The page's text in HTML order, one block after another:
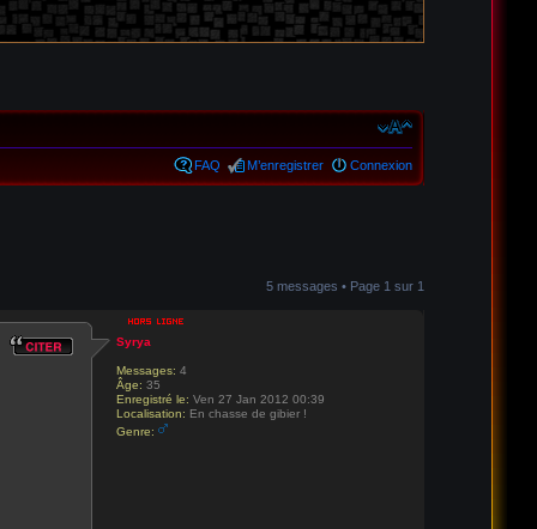
FAQ M’enregistrer Connexion
5 messages • Page 1 sur 1
Syrya
Messages: 4
Âge: 35
Enregistré le: Ven 27 Jan 2012 00:39
Localisation: En chasse de gibier !
Genre: